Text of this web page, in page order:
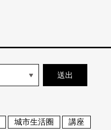
城市生活圈 講座